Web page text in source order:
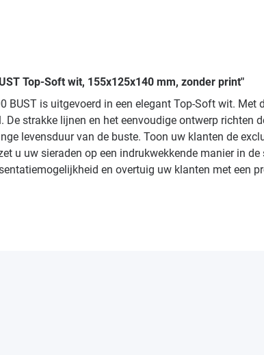
Top-Soft wit, 155x125x140 mm, zonder print"
is uitgevoerd in een elegant Top-Soft wit.
strakke lijnen en het eenvoudige ontwerp richten
levensduur van de buste. Toon uw klanten de
u uw sieraden op een indrukwekkende manier in
en overtuig uw klanten met een